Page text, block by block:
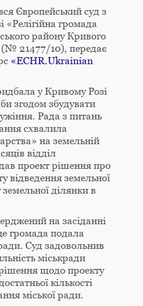
Європейський суд з
громада
району Кривого
(№ 21477/10), передає
«ECHR.Ukrainian
у Кривому Розі
згодом збудувати
Рада з питань
схвалила
на земельній
відділ
проект рішення про
відведення земельної
ділянки в
на засіданні
громада подала
Суд задовольнив
міськради
щодо проекту
кількості
міської ради.